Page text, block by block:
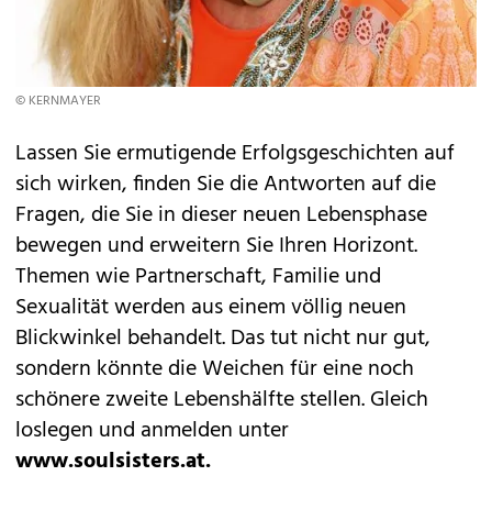
© KERNMAYER
Lassen Sie ermutigende Erfolgsgeschichten auf
sich wirken, finden Sie die Antworten auf die
Fragen, die Sie in dieser neuen Lebensphase
bewegen und erweitern Sie Ihren Horizont.
Themen wie Partnerschaft, Familie und
Sexualität werden aus einem völlig neuen
Blickwinkel behandelt. Das tut nicht nur gut,
sondern könnte die Weichen für eine noch
schönere zweite Lebenshälfte stellen. Gleich
loslegen und anmelden unter
www.soulsisters.at.